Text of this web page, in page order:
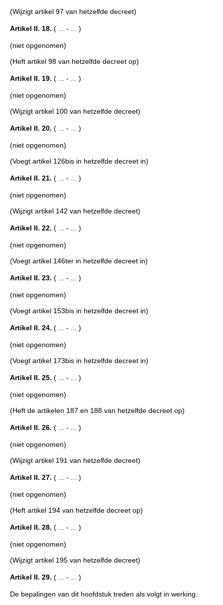
(Wijzigt artikel 97 van hetzelfde decreet)
Artikel II. 18. ( ... - ... )
(niet opgenomen)
(Heft artikel 98 van hetzelfde decreet op)
Artikel II. 19. ( ... - ... )
(niet opgenomen)
(Wijzigt artikel 100 van hetzelfde decreet)
Artikel II. 20. ( ... - ... )
(niet opgenomen)
(Voegt artikel 126bis in hetzelfde decreet in)
Artikel II. 21. ( ... - ... )
(niet opgenomen)
(Wijzigt artikel 142 van hetzelfde decreet)
Artikel II. 22. ( ... - ... )
(niet opgenomen)
(Voegt artikel 146ter in hetzelfde decreet in)
Artikel II. 23. ( ... - ... )
(niet opgenomen)
(Voegt artikel 153bis in hetzelfde decreet in)
Artikel II. 24. ( ... - ... )
(niet opgenomen)
(Voegt artikel 173bis in hetzelfde decreet in)
Artikel II. 25. ( ... - ... )
(niet opgenomen)
(Heft de artikelen 187 en 188 van hetzelfde decreet op)
Artikel II. 26. ( ... - ... )
(niet opgenomen)
(Wijzigt artikel 191 van hetzelfde decreet)
Artikel II. 27. ( ... - ... )
(niet opgenomen)
(Heft artikel 194 van hetzelfde decreet op)
Artikel II. 28. ( ... - ... )
(niet opgenomen)
(Wijzigt artikel 195 van hetzelfde decreet)
Artikel II. 29. ( ... - ... )
De bepalingen van dit hoofdstuk treden als volgt in werking: